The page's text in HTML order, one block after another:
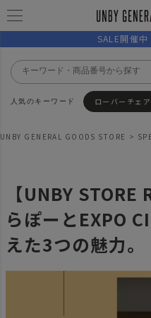
SALE開催
ローバーチェア
UNBY GENERAL GOODS STORE
【UNBY
らぽーとEXPO
えた3つの魅力。